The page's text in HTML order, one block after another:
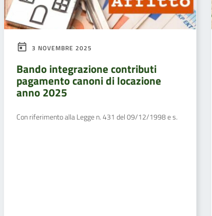
3 NOVEMBRE 2025
Bando integrazione contributi
pagamento canoni di locazione
anno 2025
Con riferimento alla Legge n. 431 del 09/12/1998 e s.